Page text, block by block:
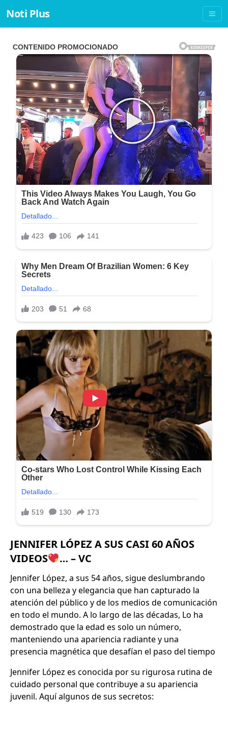
Noti Plus
JENNIFER LÓPEZ A SUS CASI 60 AÑOS
VIDEOS
… – VC
Jennifer López, a sus 54 años, sigue deslumbrando
con una belleza y elegancia que han capturado la
atención del público y de los medios de comunicación
en todo el mundo. A lo largo de las décadas, Lo ha
demostrado que la edad es solo un número,
manteniendo una apariencia radiante y una
presencia magnética que desafían el paso del tiempo
Jennifer López es conocida por su rigurosa rutina de
cuidado personal que contribuye a su apariencia
juvenil. Aquí algunos de sus secretos: